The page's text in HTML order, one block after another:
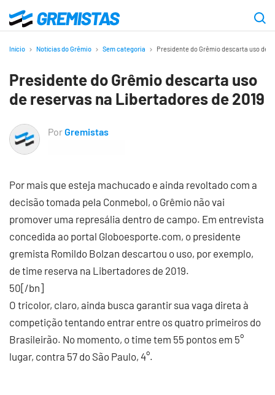
para
principal
Gremistas
Início Notícias do Grêmio Sem categoria Presidente do Grêmio descarta uso de
Presidente do Grêmio descarta uso
de reservas na Libertadores de 2019
PorGremistas
Por mais que esteja machucado e ainda revoltado com a
decisão tomada pela Conmebol, o Grêmio não vai
promover uma represália dentro de campo. Em entrevista
concedida ao portal Globoesporte.com, o presidente
gremista Romildo Bolzan descartou o uso, por exemplo,
de time reserva na Libertadores de 2019.
50[/bn]
O tricolor, claro, ainda busca garantir sua vaga direta à
competição tentando entrar entre os quatro primeiros do
Brasileirão. No momento, o time tem 55 pontos em 5°
lugar, contra 57 do São Paulo, 4°.